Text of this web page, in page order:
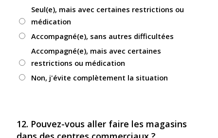
Seul(e), mais avec certaines restrictions ou
médication
Accompagné(e), sans autres difficultées
Accompagné(e), mais avec certaines
restrictions ou médication
Non, j'évite complètement la situation
12. Pouvez-vous aller faire les magasins